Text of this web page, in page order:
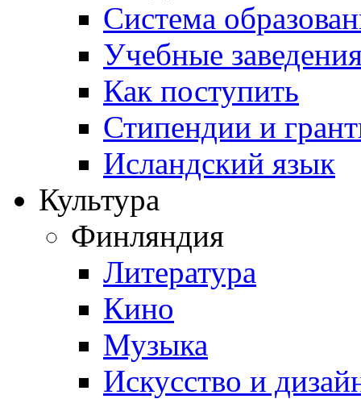
Система
Учебные
Как поступить
Стипендии и
Исландский язык
Культура
Финляндия
Литература
Кино
Музыка
Искусство и